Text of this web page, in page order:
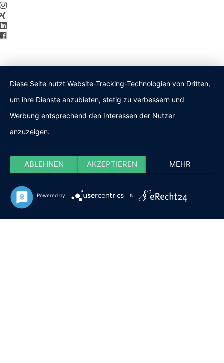
Diese Seite nutzt Website-Tracking-Technologien von Dritten,
um ihre Dienste anzubieten, stetig zu verbessern und
Werbung entsprechend den Interessen der Nutzer
anzuzeigen.
ABLEHNEN AKZEPTIEREN MEHR
Powered by &